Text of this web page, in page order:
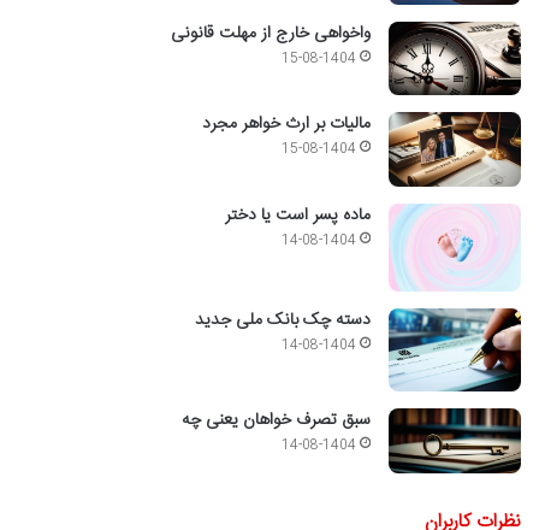
واخواهی خارج از مهلت قانونی
15-08-1404
مالیات بر ارث خواهر مجرد
15-08-1404
ماده پسر است یا دختر
14-08-1404
دسته چک بانک ملی جدید
14-08-1404
سبق تصرف خواهان یعنی چه
14-08-1404
نظرات کاربران